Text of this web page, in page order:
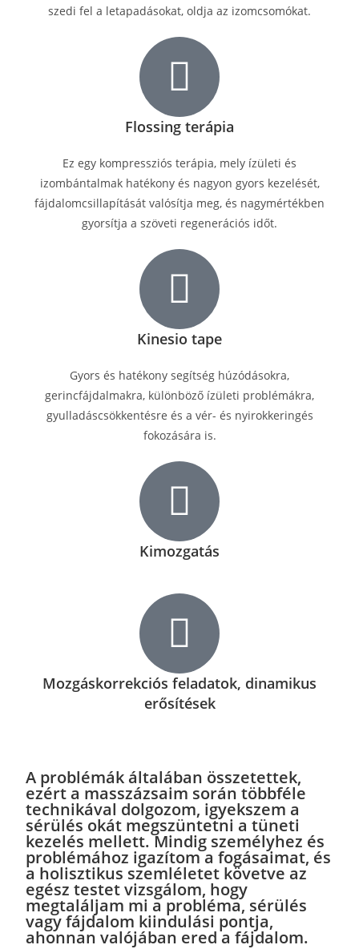
szedi fel a letapadásokat, oldja az izomcsomókat.
Flossing terápia
Ez egy kompressziós terápia, mely ízületi és
izombántalmak hatékony és nagyon gyors kezelését,
fájdalomcsillapítását valósítja meg, és nagymértékben
gyorsítja a szöveti regenerációs időt.
Kinesio tape
Gyors és hatékony segítség húzódásokra,
gerincfájdalmakra, különböző ízületi problémákra,
gyulladáscsökkentésre és a vér- és nyirokkeringés
fokozására is.
Kimozgatás
Mozgáskorrekciós feladatok, dinamikus
erősítések
A problémák általában összetettek,
ezért a masszázsaim során többféle
technikával dolgozom, igyekszem a
sérülés okát megszüntetni a tüneti
kezelés mellett. Mindig személyhez és
problémához igazítom a fogásaimat, és
a holisztikus szemléletet követve az
egész testet vizsgálom, hogy
megtaláljam mi a probléma, sérülés
vagy fájdalom kiindulási pontja,
ahonnan valójában ered a fájdalom.